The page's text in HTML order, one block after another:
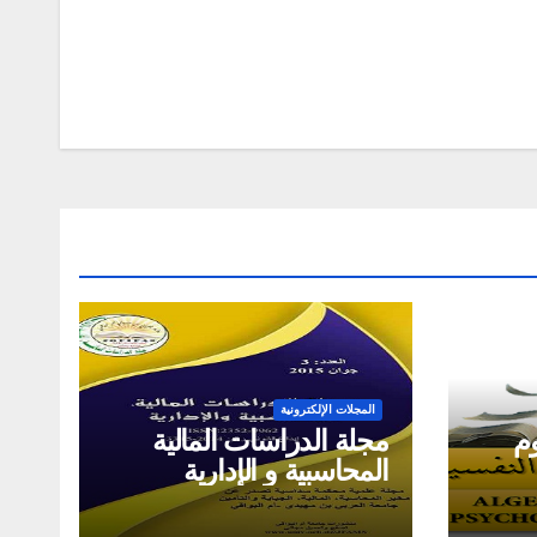
المجلات الإلكترونية
مجلة الدراسات المالية
المحاسبية و الإدارية